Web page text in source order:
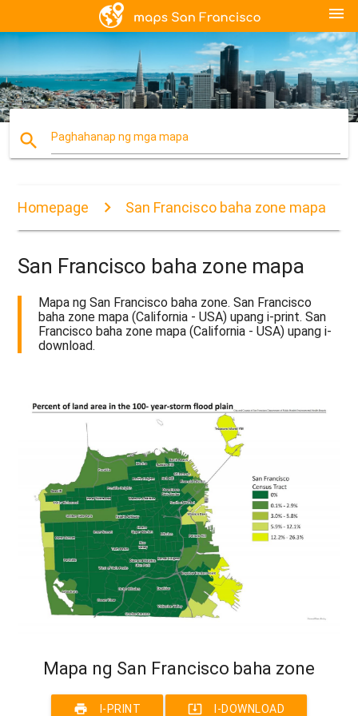
menu
search Paghahanap ng mga mapa
Homepage San Francisco baha zone mapa
San Francisco baha zone mapa
Mapa ng San Francisco baha zone. San Francisco
baha zone mapa (California - USA) upang i-print. San
Francisco baha zone mapa (California - USA) upang i-
download.
Mapa ng San Francisco baha zone
print I-PRINT system_update_alt I-DOWNLOAD